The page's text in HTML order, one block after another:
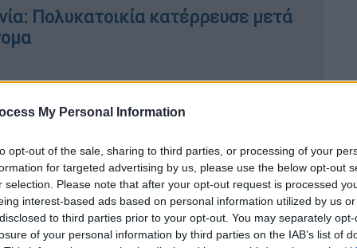
My Personal Information
opt-out of the sale, sharing to third parties, or processing of your
for targeted advertising by us, please use the below opt-out
selection. Please note that after your opt-out request is processed
interest-based ads based on personal information utilized by us
to third parties prior to your opt-out. You may separately
of your personal information by third parties on the IAB’s list of
Πολυκατοικία κατέρρευσε μετά
τραμ στο Ντίσελντορφ - Πάνω
είχε ζητήσει την αθώωσή της, όμως το
την έκρινε ένοχη την Τετάρτη (27/5)